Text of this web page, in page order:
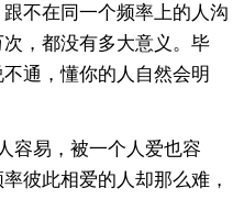
不在同一个频率上的人沟
，都没有多大意义。毕
通，懂你的人自然会明
容易，被一个人爱也容
彼此相爱的人却那么难，